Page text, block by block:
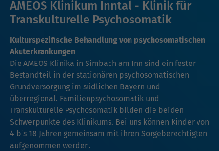
AMEOS Klinikum Inntal - Klinik für
Transkulturelle Psychosomatik
Kulturspezifische Behandlung von psychosomatischen
Akuterkrankungen
Die AMEOS Klinika in Simbach am Inn sind ein fester
Bestandteil in der stationären psychosomatischen
Grundversorgung im südlichen Bayern und
überregional. Familienpsychosomatik und
Transkulturelle Psychosomatik bilden die beiden
Schwerpunkte des Klinikums. Bei uns können Kinder von
4 bis 18 Jahren gemeinsam mit ihren Sorgeberechtigten
aufgenommen werden.